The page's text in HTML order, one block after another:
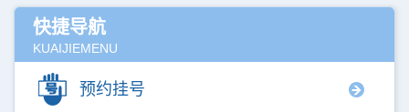
快捷导航
KUAIJIEMENU
预约挂号